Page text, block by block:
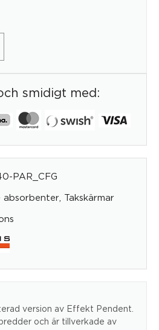
smidigt med:
PAR_CFG
absorbenter Takskärmar
version av Effekt Pendent.
och är tillverkade av